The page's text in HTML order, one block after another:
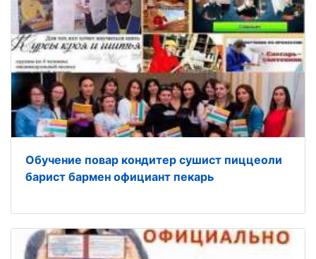
Обучение повар кондитер сушист пиццеоли
барист бармен официант пекарь